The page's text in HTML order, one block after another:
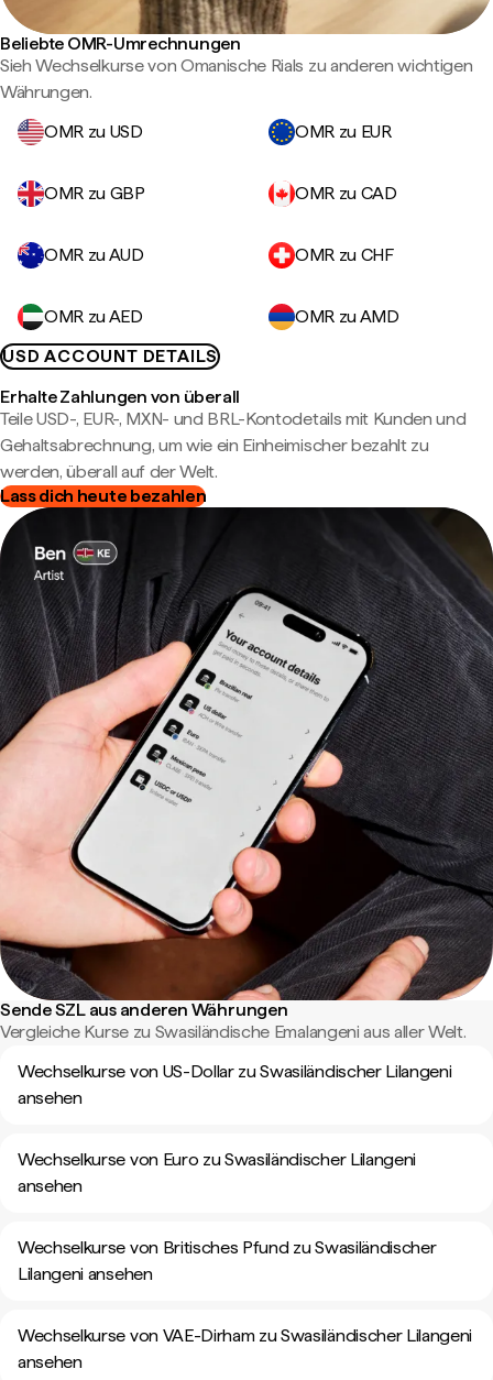
Beliebte OMR-Umrechnungen
Sieh Wechselkurse von Omanische Rials zu anderen wichtigen
Währungen.
OMR zu USD
OMR zu EUR
OMR zu GBP OMR zu CAD
OMR zu AUD OMR zu CHF
OMR zu AED
OMR zu AMD
USD ACCOUNT DETAILS
Erhalte Zahlungen von überall
Teile USD-, EUR-, MXN- und BRL-Kontodetails mit Kunden und
Gehaltsabrechnung, um wie ein Einheimischer bezahlt zu
werden, überall auf der Welt.
Lass dich heute bezahlen
Sende SZL aus anderen Währungen
Vergleiche Kurse zu Swasiländische Emalangeni aus aller Welt.
Wechselkurse von US-Dollar zu Swasiländischer Lilangeni
ansehen
Wechselkurse von Euro zu Swasiländischer Lilangeni
ansehen
Wechselkurse von Britisches Pfund zu Swasiländischer
Lilangeni ansehen
Wechselkurse von VAE-Dirham zu Swasiländischer Lilangeni
ansehen